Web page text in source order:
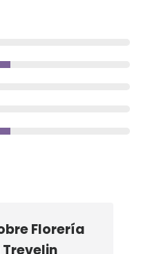
Florería